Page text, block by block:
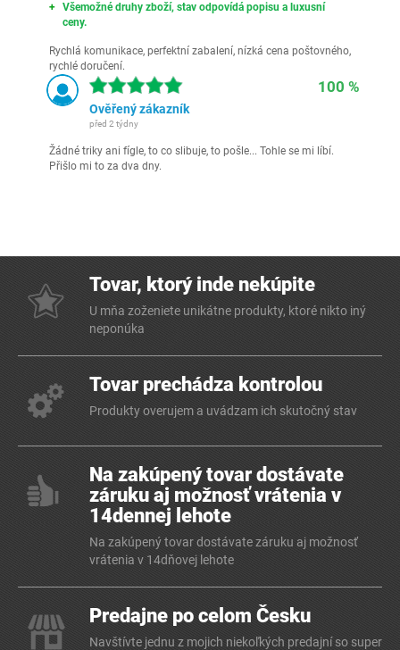
Všemožné druhy zboží, stav odpovídá popisu a luxusní
ceny.
Rychlá komunikace, perfektní zabalení, nízká cena poštovného,
rychlé doručení.
100 %
Ověřený zákazník
před 2 týdny
Žádné triky ani fígle, to co slibuje, to pošle... Tohle se mi líbí.
Přišlo mi to za dva dny.
Tovar, ktorý inde nekúpite
U mňa zoženiete unikátne produkty, ktoré nikto iný
neponúka
Tovar prechádza kontrolou
Produkty overujem a uvádzam ich skutočný stav
Na zakúpený tovar dostávate
záruku aj možnosť vrátenia v
14dennej lehote
Na zakúpený tovar dostávate záruku aj možnosť
vrátenia v 14dňovej lehote
Predajne po celom Česku
Navštívte jednu z mojich niekoľkých predajní so super